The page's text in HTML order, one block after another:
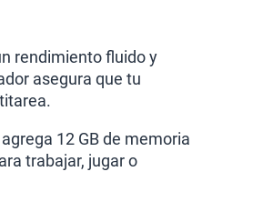
rendimiento fluido y
asegura que tu
agrega 12 GB de memoria
trabajar, jugar o